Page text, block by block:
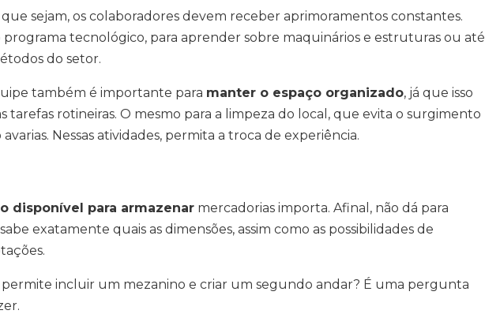
sejam, os colaboradores devem receber aprimoramentos constantes.
programa tecnológico, para aprender sobre maquinários e estruturas ou até
do setor.
também é importante para manter o espaço organizado, já que isso
tarefas rotineiras. O mesmo para a limpeza do local, que evita o surgimento
Nessas atividades, permita a troca de experiência.
disponível para armazenar mercadorias importa. Afinal, não dá para
exatamente quais as dimensões, assim como as possibilidades de
incluir um mezanino e criar um segundo andar? É uma pergunta